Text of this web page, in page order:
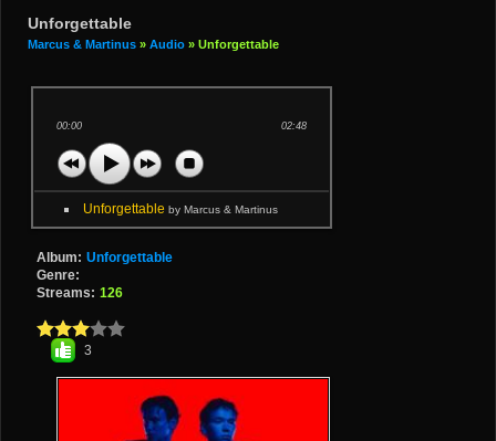
Unforgettable
Marcus & Martinus » Audio » Unforgettable
00:00 02:48
Unforgettableby Marcus & Martinus
Album: Unforgettable
Genre:
Streams: 126
3